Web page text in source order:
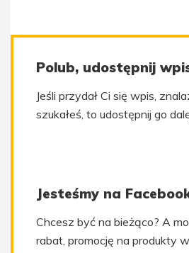
Polub, udostępnij
Jeśli przydał Ci się wpis,
szukałeś, to udostępnij go
Jesteśmy na
Chcesz być na bieżąco? A
rabat, promocję na produkty